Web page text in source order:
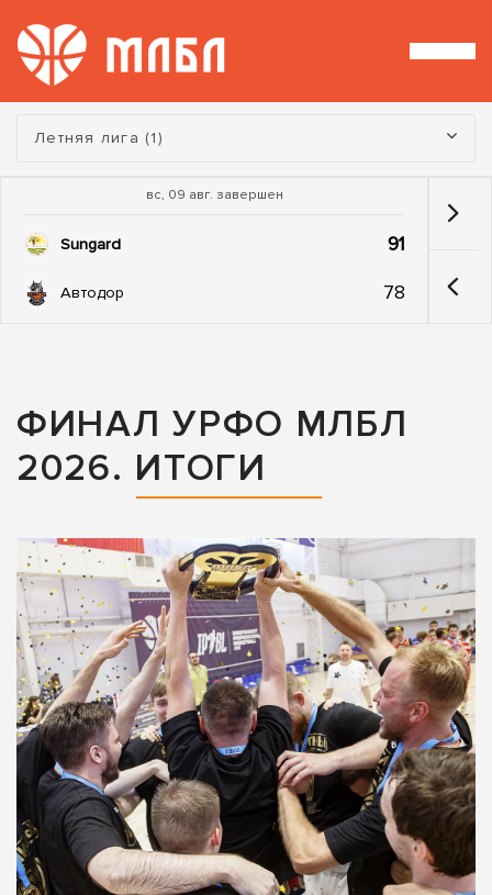
Турнир:
Летняя лига (1)
вс, 09 авг. завершен
Sungard 91
Автодор 78
ФИНАЛ УРФО МЛБЛ
2026. ИТОГИ